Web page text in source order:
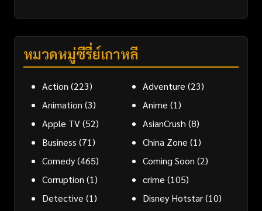
หมวดหมู่ซีรี่ย์เกาหลี
Action (223) Adventure (23)
Animation (3) Anime (1)
Apple TV(52) AsianCrush (8)
Business (71) China Zone (1)
Comedy(465) Coming Soon (2)
Corruption (1) crime (105)
Detective (1) Disney Hotstar(10)